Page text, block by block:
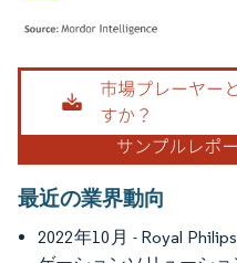
画像 © Mordor Intelligence。再利
最近の業界動向
2022年10月 - Royal